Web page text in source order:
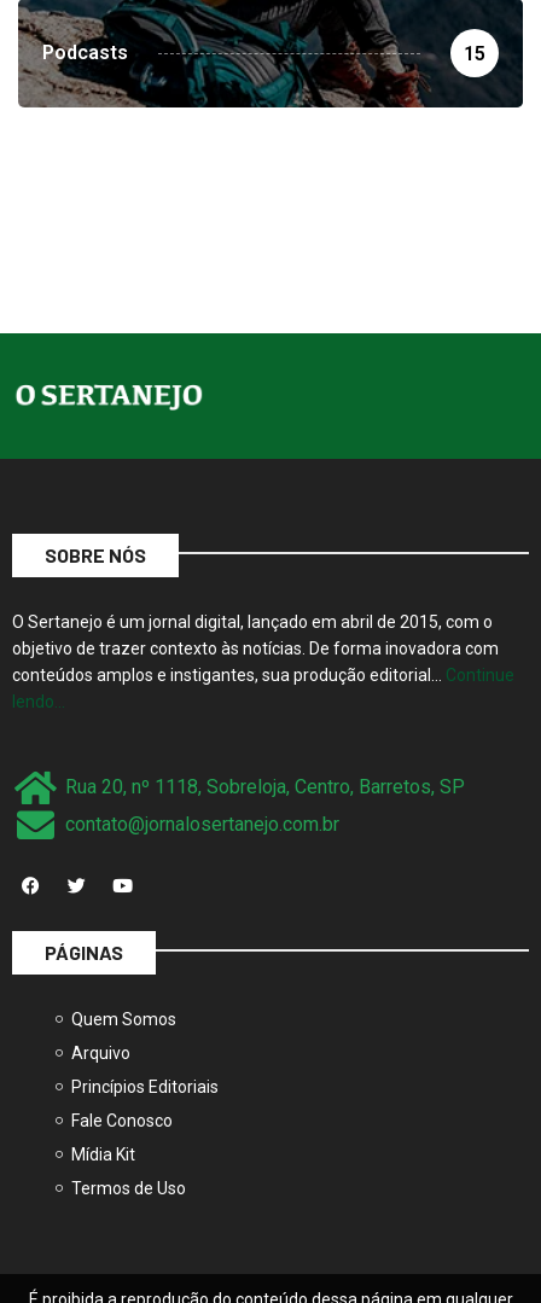
Podcasts 15
SOBRE NÓS
O Sertanejo é um jornal digital, lançado em abril de 2015, com o
objetivo de trazer contexto às notícias. De forma inovadora com
conteúdos amplos e instigantes, sua produção editorial… Continue
lendo…
Rua 20, nº 1118, Sobreloja, Centro, Barretos, SP
contato@jornalosertanejo.com.br
PÁGINAS
Quem Somos
Arquivo
Princípios Editoriais
Fale Conosco
Mídia Kit
Termos de Uso